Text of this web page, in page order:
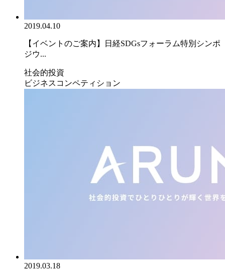
2019.04.10
【イベントのご案内】日経SDGsフォーラム特別シンポ
ジウ...
社会的投資
ビジネスコンペティション
2019.03.18